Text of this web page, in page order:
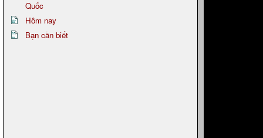
Quốc
Hôm nay
Bạn cần biết